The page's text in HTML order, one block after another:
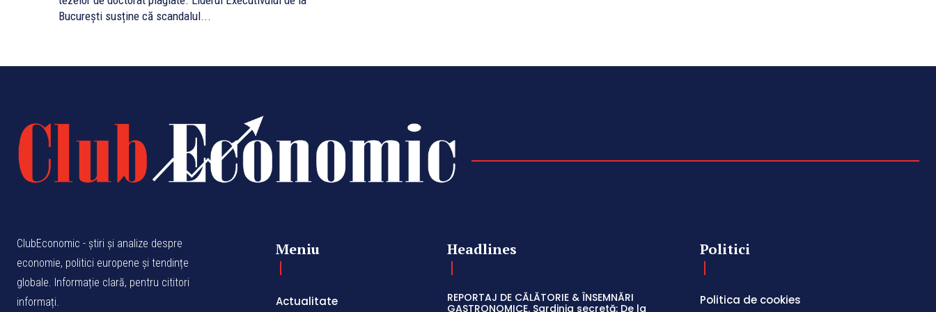
București susține că scandalul...
ClubEconomic - știri și analize despre
economie, politici europene și tendințe
globale. Informație clară, pentru cititori
informați.
Meniu
Actualitate
Headlines
REPORTAJ DE CĂLĂTORIE & ÎNSEMNĂRI
GASTRONOMICE. Sardinia secretă: De la
Politici
Politica de cookies